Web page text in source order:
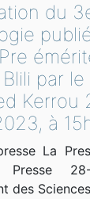
du
par le
Kerrou
à
La
28-
des Sciences